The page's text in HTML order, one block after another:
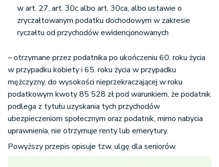
w art. 27, art. 30c albo art. 30ca, albo ustawie o
zryczałtowanym podatku dochodowym w zakresie
ryczałtu od przychodów ewidencjonowanych
– otrzymane przez podatnika po ukończeniu 60. roku życia
w przypadku kobiety i 65. roku życia w przypadku
mężczyzny, do wysokości nieprzekraczającej w roku
podatkowym kwoty 85 528 zł pod warunkiem, że podatnik
podlega z tytułu uzyskania tych przychodów
ubezpieczeniom społecznym oraz podatnik, mimo nabycia
uprawnienia, nie otrzymuje renty lub emerytury.
Powyższy przepis opisuje tzw. ulgę dla seniorów.